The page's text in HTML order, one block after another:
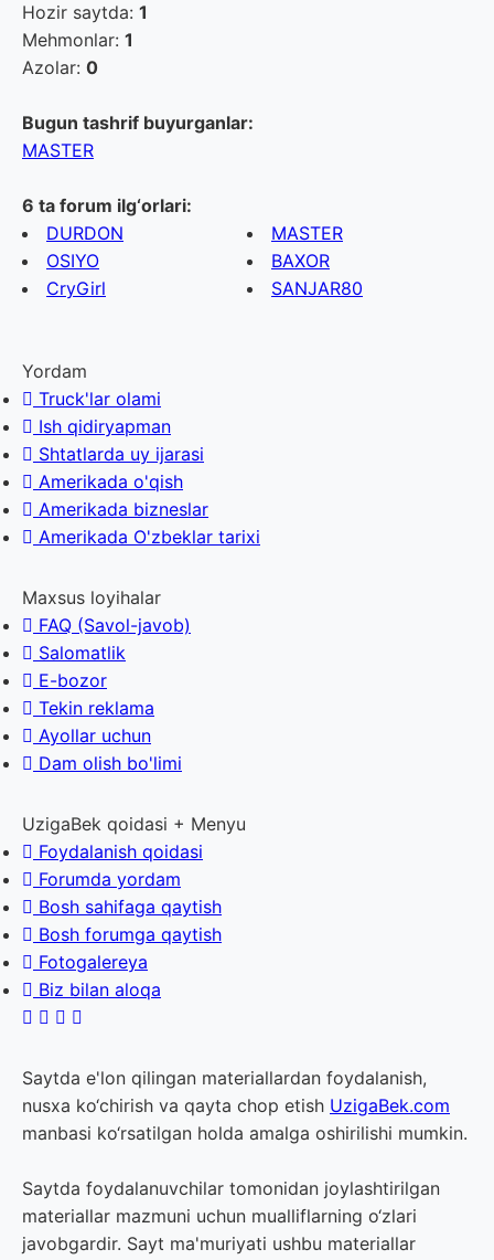
Hozir saytda: 1
Mehmonlar: 1
Azolar: 0
Bugun tashrif buyurganlar:
MASTER
6 ta forum ilg‘orlari:
DURDON
MASTER
OSIYO
BAXOR
CryGirl
SANJAR80
Yordam
Truck'lar olami
Ish qidiryapman
Shtatlarda uy ijarasi
Amerikada o'qish
Amerikada bizneslar
Amerikada O'zbeklar tarixi
Maxsus loyihalar
FAQ (Savol-javob)
Salomatlik
E-bozor
Tekin reklama
Ayollar uchun
Dam olish bo'limi
UzigaBek qoidasi + Menyu
Foydalanish qoidasi
Forumda yordam
Bosh sahifaga qaytish
Bosh forumga qaytish
Fotogalereya
Biz bilan aloqa
Saytda e'lon qilingan materiallardan foydalanish,
nusxa ko‘chirish va qayta chop etish UzigaBek.com
manbasi ko‘rsatilgan holda amalga oshirilishi mumkin.
Saytda foydalanuvchilar tomonidan joylashtirilgan
materiallar mazmuni uchun mualliflarning o‘zlari
javobgardir. Sayt ma'muriyati ushbu materiallar